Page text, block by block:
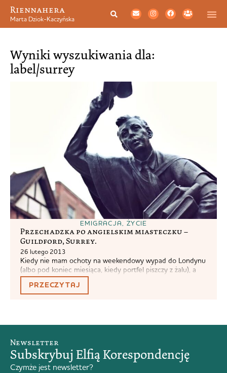
Riennahera
Marta Dziok-Kaczyńska
Wyniki wyszukiwania dla:
label/surrey
EMIGRACJA, ŻYCIE
Przechadzka po angielskim miasteczku –
Guildford, Surrey.
26 lutego 2013
Kiedy nie mam ochoty na weekendowy wypad do Londynu
(albo pod koniec miesiąca, kiedy portfel piszczy z żalu), a
nie mogę już patrzeć na Marsjan, częstym kierunkiem jest
Guildford. Jest to największe miasteczko w hrabstwie
Surrey, w którym nie ma żadnego miasta w rozumieniu city
PRZECZYTAJ
Newsletter
Subskrybuj Elfią Korespondencję
Czymże jest newsletter?